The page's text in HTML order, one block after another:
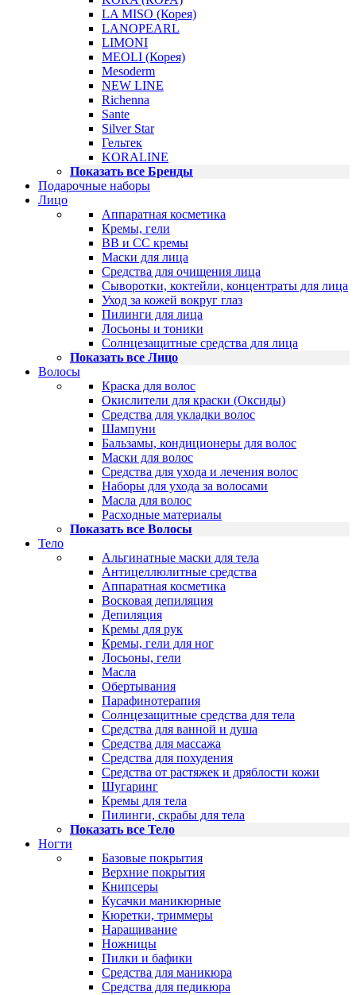
LA MISO (Корея)
LANOPEARL
LIMONI
MEOLI (Корея)
Mesoderm
NEW LINE
Richenna
Sante
Silver Star
Гельтек
KORALINE
Показать все Бренды
Подарочные наборы
Лицо
Аппаратная косметика
Кремы, гели
BB и CC кремы
Маски для лица
Средства для очищения лица
Сыворотки, коктейли, концентраты для лица
Уход за кожей вокруг глаз
Пилинги для лица
Лосьоны и тоники
Солнцезащитные средства для лица
Показать все Лицо
Волосы
Краска для волос
Окислители для краски (Оксиды)
Средства для укладки волос
Шампуни
Бальзамы, кондиционеры для волос
Маски для волос
Средства для ухода и лечения волос
Наборы для ухода за волосами
Масла для волос
Расходные материалы
Показать все Волосы
Тело
Альгинатные маски для тела
Антицеллюлитные средства
Аппаратная косметика
Восковая депиляция
Депиляция
Кремы для рук
Кремы, гели для ног
Лосьоны, гели
Масла
Обертывания
Парафинотерапия
Солнцезащитные средства для тела
Средства для ванной и душа
Средства для массажа
Средства для похудения
Средства от растяжек и дряблости кожи
Шугаринг
Кремы для тела
Пилинги, скрабы для тела
Показать все Тело
Ногти
Базовые покрытия
Верхние покрытия
Книпсеры
Кусачки маникюрные
Кюретки, триммеры
Наращивание
Ножницы
Пилки и бафики
Средства для маникюра
Средства для педикюра